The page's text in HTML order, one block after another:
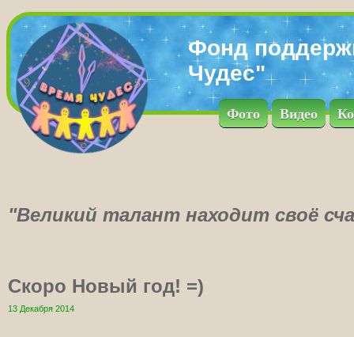
Фонд
Чудес"
Фото Видео
"Великий талант находит своё
Скоро Новый год! =)
13 Декабря 2014